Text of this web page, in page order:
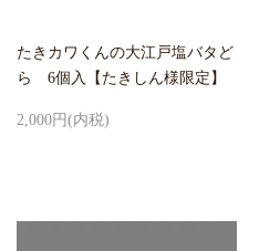
たきカワくんの大江戸塩バタど
ら 6個入【たきしん様限定】
2,000円(内税)